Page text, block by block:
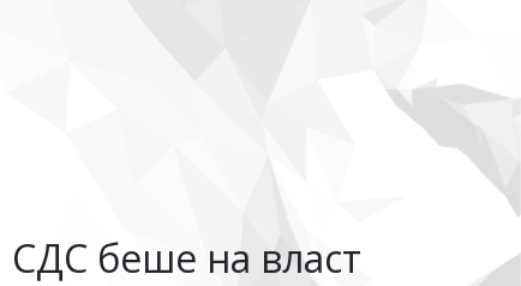
СДС беше на власт